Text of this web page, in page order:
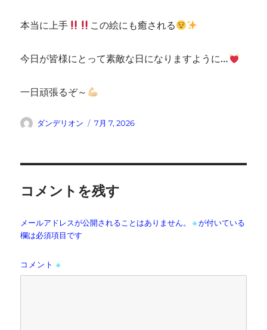
本当に上手 この絵にも癒される
今日が皆様にとって素敵な日になりますように…
一日頑張るぞ～
投
ダンデリオン
投
7月 7, 2026
コメントを残す
メールアドレスが公開されることはありません。 ※が付いている
欄は必須項目です
コメント※